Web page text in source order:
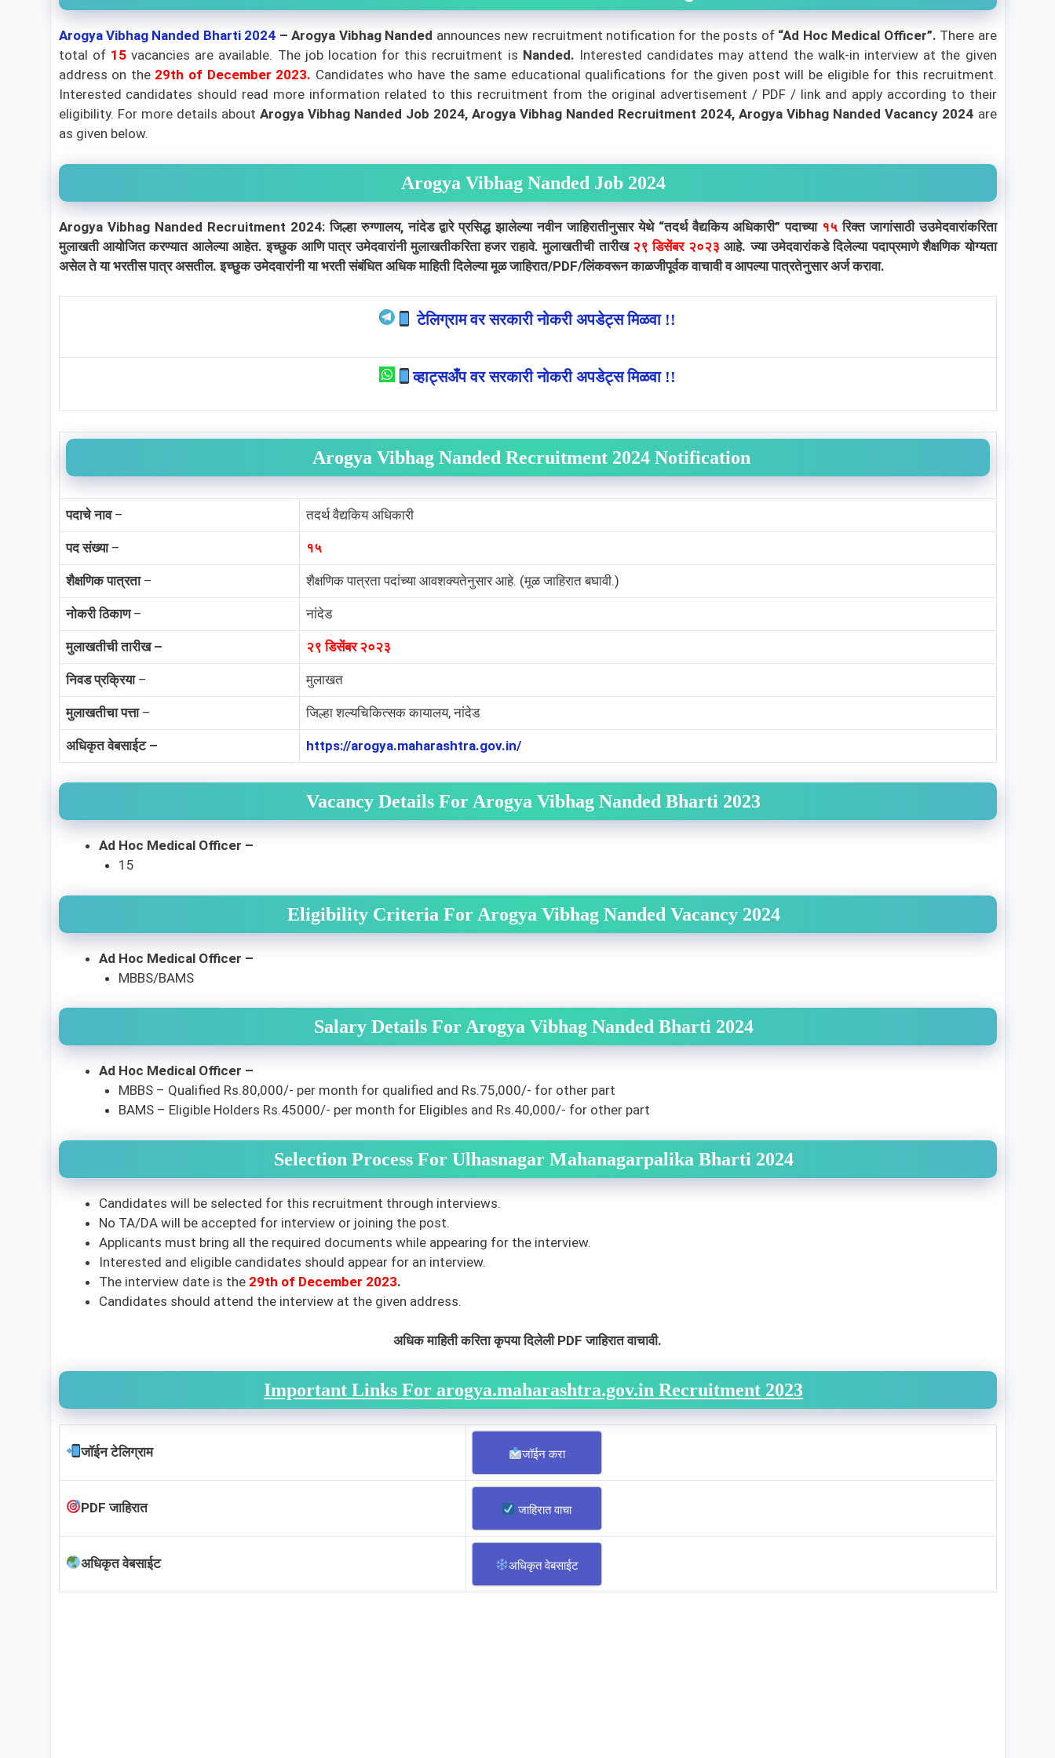
Arogya Vibhag Nanded Bharti 2024 – Arogya Vibhag Nanded announces new recruitment notification for the posts of“Ad Hoc Medical Officer”. There are
total of 15vacancies are available. The job location for this recruitment is Nanded. Interested candidates may attend the walk-in interview at the given
address on the 29th of December 2023. Candidates who have the same educational qualifications for the given post will be eligible for this recruitment.
Interested candidates should read more information related to this recruitment from the original advertisement / PDF / link and apply according to their
eligibility. For more details about Arogya Vibhag Nanded Job 2024, Arogya Vibhag Nanded Recruitment 2024, Arogya Vibhag Nanded Vacancy 2024 are
as given below.
Arogya Vibhag Nanded Job 2024
Arogya Vibhag Nanded Recruitment 2024: जिल्हा रुग्णालय, नांदेड द्वारे प्रसिद्ध झालेल्या नवीन जाहिरातीनुसार येथे “तदर्थ वैद्यकिय अधिकारी” पदाच्या १५रिक्त जागांसाठी उउमेदवारांकरिता
मुलाखती आयोजित करण्यात आलेल्या आहेत. इच्छुक आणि पात्र उमेदवारांनी मुलाखतीकरिता हजर राहावे. मुलाखतीची तारीख २९ डिसेंबर २०२३ आहे. ज्या उमेदवारांकडे दिलेल्या पदाप्रमाणे शैक्षणिक योग्यता
असेल ते या भरतीस पात्र असतील. इच्छुक उमेदवारांनी या भरती संबंधित अधिक माहिती दिलेल्या मूळ जाहिरात/PDF/लिंकवरून काळजीपूर्वक वाचावी व आपल्या पात्रतेनुसार अर्ज करावा.
टेलिग्राम वर सरकारी नोकरी अपडेट्स मिळवा !!
व्हाट्सअँप वर सरकारी नोकरी अपडेट्स मिळवा !!
Arogya Vibhag Nanded Recruitment 2024 Notification
पदाचे नाव– तदर्थ वैद्यकिय अधिकारी
पद संख्या– १५
शैक्षणिक पात्रता– शैक्षणिक पात्रता पदांच्या आवशक्यतेनुसार आहे. (मूळ जाहिरात बघावी.)
नोकरी ठिकाण– नांदेड
मुलाखतीची तारीख – २९ डिसेंबर २०२३
निवड प्रक्रिया– मुलाखत
मुलाखतीचा पत्ता– जिल्हा शल्यचिकित्सक कायालय, नांदेड
अधिकृत वेबसाईट – https://arogya.maharashtra.gov.in/
Vacancy Details For Arogya Vibhag Nanded Bharti 2023
Ad Hoc Medical Officer –
15
Eligibility Criteria For Arogya Vibhag Nanded Vacancy 2024
Ad Hoc Medical Officer –
MBBS/BAMS
Salary Details For Arogya Vibhag Nanded Bharti 2024
Ad Hoc Medical Officer –
MBBS – Qualified Rs.80,000/- per month for qualified and Rs.75,000/- for other part
BAMS – Eligible Holders Rs.45000/- per month for Eligibles and Rs.40,000/- for other part
Selection Process For Ulhasnagar Mahanagarpalika Bharti 2024
Candidates will be selected for this recruitment through interviews.
No TA/DA will be accepted for interview or joining the post.
Applicants must bring all the required documents while appearing for the interview.
Interested and eligible candidates should appear for an interview.
The interview date is the 29th of December 2023.
Candidates should attend the interview at the given address.
अधिक माहिती करिता कृपया दिलेली PDF जाहिरात वाचावी.
Important Links For arogya.maharashtra.gov.in Recruitment 2023
जॉईन टेलिग्राम जॉईन करा
PDF जाहिरात जाहिरात वाचा
अधिकृत वेबसाईट अधिकृत वेबसाईट